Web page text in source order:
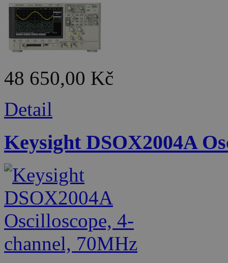
48 650,00 Kč
Detail
Keysight DSOX2004A